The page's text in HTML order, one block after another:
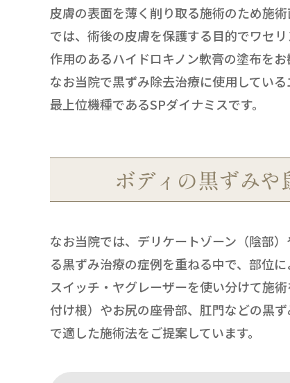
皮膚の表面を薄く削り取る施術のため施
では、術後の皮膚を保護する目的でワセ
作用のあるハイドロキノン軟膏の塗布を
なお当院で黒ずみ除去治療に使用してい
最上位機種であるSPダイナミスです。
ボディの黒ずみ
なお当院では、デリケートゾーン（陰部
る黒ずみ治療の症例を重ねる中で、部位
スイッチ・ヤグレーザーを使い分けて施
付け根）やお尻の座骨部、肛門などの黒
で適した施術法をご提案しています。